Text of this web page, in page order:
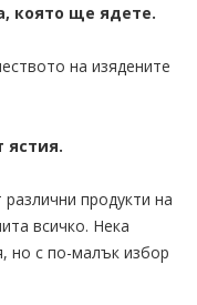
която ще ядете.
на изядените
ястия.
продукти на
всичко. Нека
но с по-малък избор